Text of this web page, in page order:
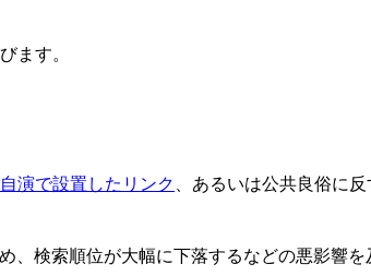
ます。
演で設置したリンク
、あるいは公共良俗に
検索順位が大幅に下落するなどの悪影響を